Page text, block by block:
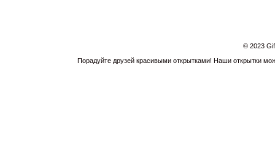
© 2023
Порадуйте друзей красивыми открытками! Наши открытки